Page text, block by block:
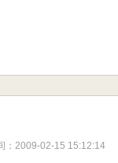
2009-02-15 15:12:14